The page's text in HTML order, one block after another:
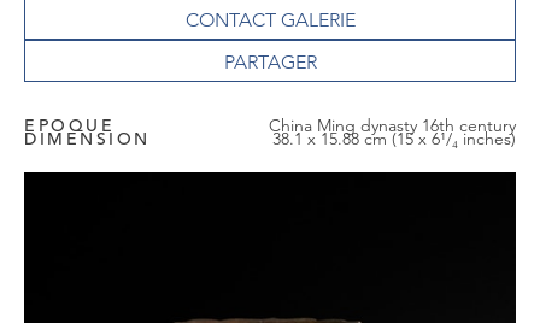
CONTACT GALERIE
EPOQUE China Ming dynasty 16th century
DIMENSION 38.1 x 15.88 cm (15 x 6¹/₄ inches)